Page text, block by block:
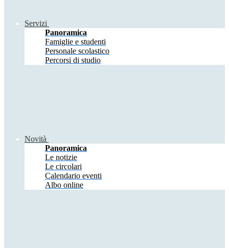
Servizi
Panoramica
Famiglie e studenti
Personale scolastico
Percorsi di studio
Novità
Panoramica
Le notizie
Le circolari
Calendario eventi
Albo online